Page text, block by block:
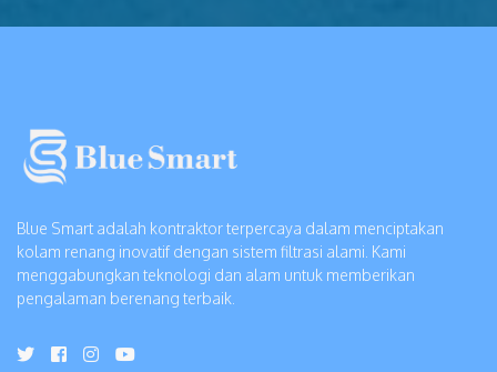
Blue Smart adalah kontraktor terpercaya dalam menciptakan
kolam renang inovatif dengan sistem filtrasi alami. Kami
menggabungkan teknologi dan alam untuk memberikan
pengalaman berenang terbaik.